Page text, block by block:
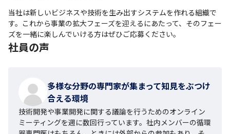
当社は新しいビジネスや技術を生み出すシステムを作れる組織で
す。これから事業の拡大フェーズを迎えるにあたって、そのフェー
ズを一緒に楽しんでいける方はぜひご応募ください。
社員の声
多様な分野の専門家が集まって知見をぶつけ
合える環境
技術開発や事業開発に関する議論を行うためのオンライン
ミーティングを週に数回行っています。社内メンバーの循環